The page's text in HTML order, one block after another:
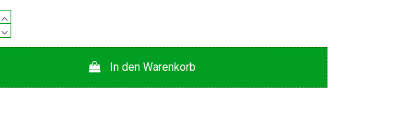
In den Warenkorb